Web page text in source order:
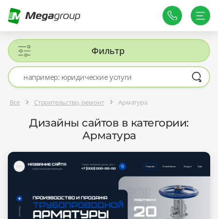
Фильтр
Все Строительство, ремонт Арматура
Дизайны сайтов в категории:
Арматура